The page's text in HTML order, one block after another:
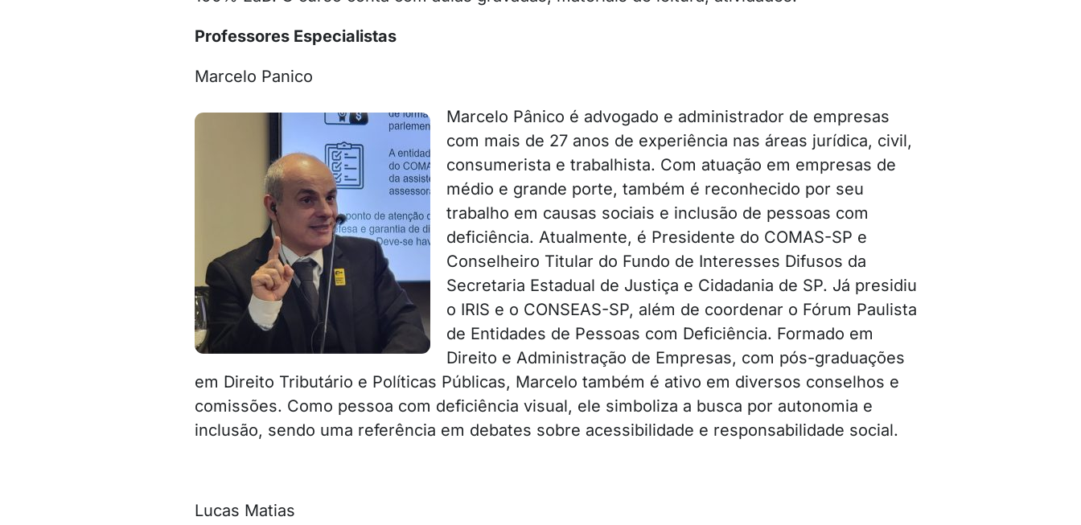
Professores Especialistas
Marcelo Panico
Marcelo Pânico é advogado e administrador de empresas
com mais de 27 anos de experiência nas áreas jurídica, civil,
consumerista e trabalhista. Com atuação em empresas de
médio e grande porte, também é reconhecido por seu
trabalho em causas sociais e inclusão de pessoas com
deficiência. Atualmente, é Presidente do COMAS-SP e
Conselheiro Titular do Fundo de Interesses Difusos da
Secretaria Estadual de Justiça e Cidadania de SP. Já presidiu
o IRIS e o CONSEAS-SP, além de coordenar o Fórum Paulista
de Entidades de Pessoas com Deficiência. Formado em
Direito e Administração de Empresas, com pós-graduações
em Direito Tributário e Políticas Públicas, Marcelo também é ativo em diversos conselhos e
comissões. Como pessoa com deficiência visual, ele simboliza a busca por autonomia e
inclusão, sendo uma referência em debates sobre acessibilidade e responsabilidade social.
Lucas Matias